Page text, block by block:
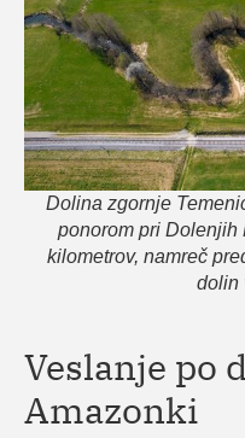
Dolina zgornje
ponorom pri Dolenjih
kilometrov, namreč
dolin
Veslanje po
Amazonki